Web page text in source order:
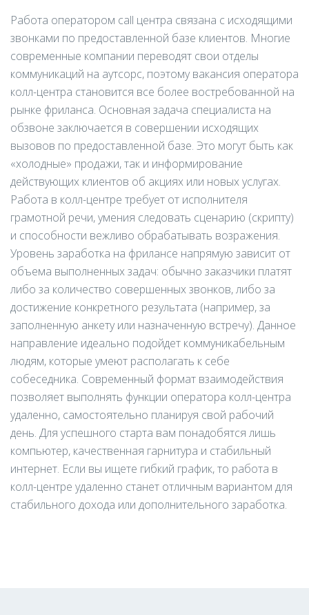
Работа оператором call центра связана с исходящими
звонками по предоставленной базе клиентов. Многие
современные компании переводят свои отделы
коммуникаций на аутсорс, поэтому вакансия оператора
колл-центра становится все более востребованной на
рынке фриланса. Основная задача специалиста на
обзвоне заключается в совершении исходящих
вызовов по предоставленной базе. Это могут быть как
«холодные» продажи, так и информирование
действующих клиентов об акциях или новых услугах.
Работа в колл-центре требует от исполнителя
грамотной речи, умения следовать сценарию (скрипту)
и способности вежливо обрабатывать возражения.
Уровень заработка на фрилансе напрямую зависит от
объема выполненных задач: обычно заказчики платят
либо за количество совершенных звонков, либо за
достижение конкретного результата (например, за
заполненную анкету или назначенную встречу). Данное
направление идеально подойдет коммуникабельным
людям, которые умеют располагать к себе
собеседника. Современный формат взаимодействия
позволяет выполнять функции оператора колл-центра
удаленно, самостоятельно планируя свой рабочий
день. Для успешного старта вам понадобятся лишь
компьютер, качественная гарнитура и стабильный
интернет. Если вы ищете гибкий график, то работа в
колл-центре удаленно станет отличным вариантом для
стабильного дохода или дополнительного заработка.